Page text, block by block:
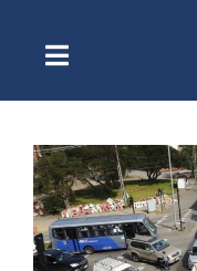
contenidoToggle
Navigation